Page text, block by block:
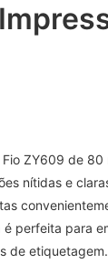
ZY609 de
nítidas e
perfeita para
de etiquetagem.